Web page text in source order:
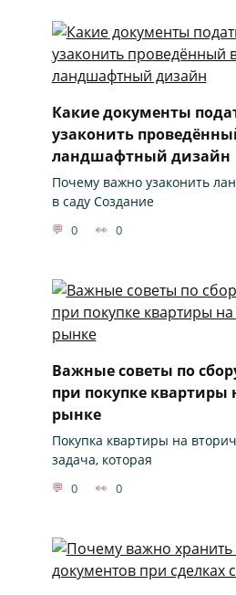
Какие документы
узаконить
ландшафтный дизайн
Почему важно узаконить
в саду Создание
0 0
Важные советы по
при покупке квартиры
рынке
Покупка квартиры на
задача, которая
0 0